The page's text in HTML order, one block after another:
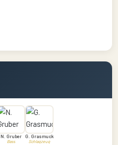
N. Gruber
Bass
G. Grasmuck
Schlagzeug